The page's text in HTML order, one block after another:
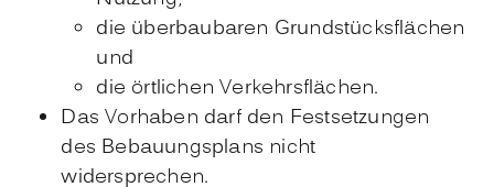
die überbaubaren Grundstücksflächen
und
die örtlichen Verkehrsflächen.
Das Vorhaben darf den Festsetzungen
des Bebauungsplans nicht
widersprechen.